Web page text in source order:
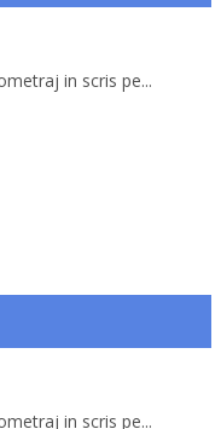
in scris pe...
in scris pe...